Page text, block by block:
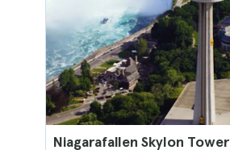
Niagarafallen Skylon Tower